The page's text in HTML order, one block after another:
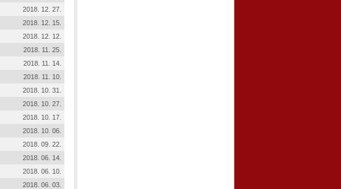
2018. 12. 27.
2018. 12. 15.
2018. 12. 12.
2018. 11. 25.
2018. 11. 14.
2018. 11. 10.
2018. 10. 31.
2018. 10. 27.
2018. 10. 17.
2018. 10. 06.
2018. 09. 22.
2018. 06. 14.
2018. 06. 10.
2018. 06. 03.